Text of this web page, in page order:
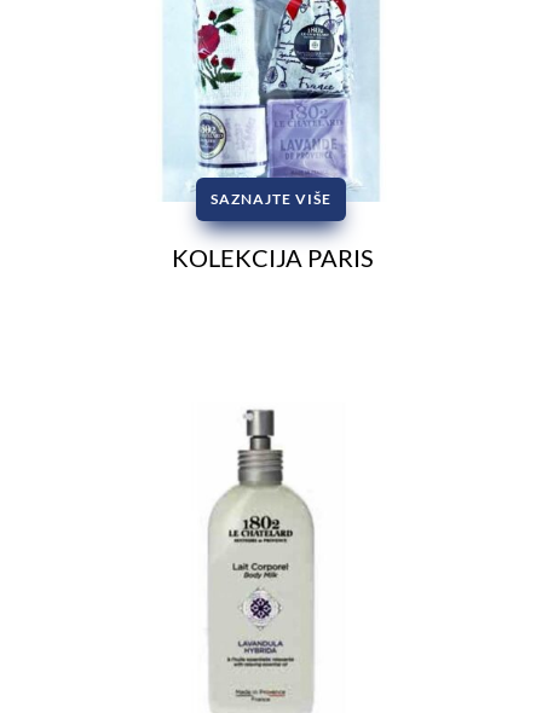
SAZNAJTE VIŠE
KOLEKCIJA PARIS